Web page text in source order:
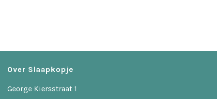
Over Slaapkopje
George Kiersstraat 1